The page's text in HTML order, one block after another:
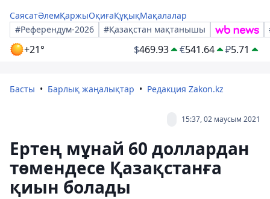
СаясатӘлемҚаржыОқиғаҚұқықМақалалар
#Референдум-2026
#Қазақстан мақтанышы
+21° $469.93 €541.64 ₽5.71
Басты Барлық жаңалықтар Редакция Zakon.kz
15:37, 02 маусым 2021
Ертең мұнай 60 доллардан
төмендесе Қазақстанға
қиын болады